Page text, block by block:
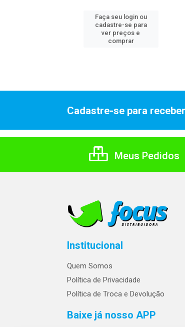
Faça seu login ou
cadastre-se para
ver preços e
comprar
Cadastre-se para
Meus Pedidos
Institucional
Quem Somos
Política de Privacidade
Política de Troca e Devolução
Baixe já nosso APP